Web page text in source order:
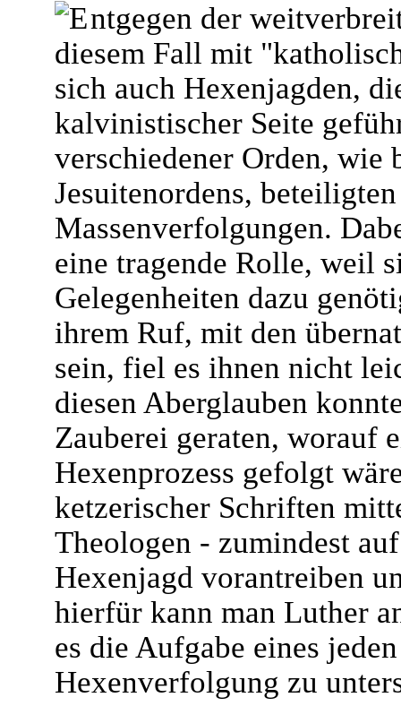
ntgegen der
diesem Fall mit
sich auch Hexenjagden,
kalvinistischer Seite
verschiedener Orden, wie
Jesuitenordens,
Massenverfolgungen.
eine tragende Rolle, weil
Gelegenheiten dazu
ihrem Ruf, mit den
sein, fiel es ihnen nicht
diesen Aberglauben
Zauberei geraten, worauf
Hexenprozess gefolgt
ketzerischer Schriften
Theologen - zumindest
Hexenjagd vorantreiben
hierfür kann man Luther
es die Aufgabe eines
Hexenverfolgung zu